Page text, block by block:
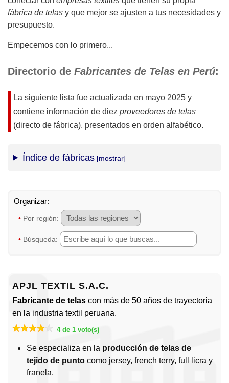
fábrica de telas y que mejor se ajusten a tus necesidades y
presupuesto.
Empecemos con lo primero...
Directorio de Fabricantes de Telas en Perú:
La siguiente lista fue actualizada en mayo 2025 y
contiene información de diez proveedores de telas
(directo de fábrica), presentados en orden alfabético.
Índice de fábricas
• Por región:
• Búsqueda:
APJL TEXTIL S.A.C.
Fabricante de telas con más de 50 años de trayectoria
en la industria textil peruana.
4 de 1 voto(s)
Se especializa en la producción de telas de
tejido de punto como jersey, french terry, full licra y
franela.